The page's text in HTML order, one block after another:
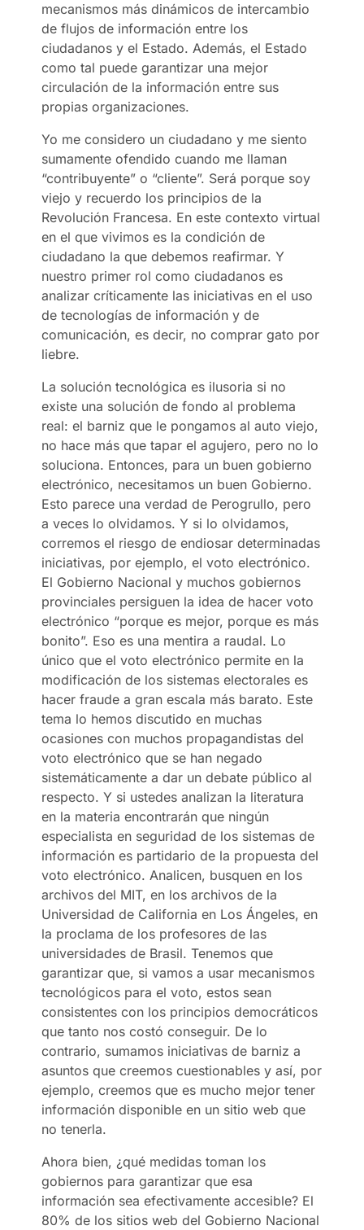
mecanismos más dinámicos de intercambio
de flujos de información entre los
ciudadanos y el Estado. Además, el Estado
como tal puede garantizar una mejor
circulación de la información entre sus
propias organizaciones.
Yo me considero un ciudadano y me siento
sumamente ofendido cuando me llaman
“contribuyente” o “cliente”. Será porque soy
viejo y recuerdo los principios de la
Revolución Francesa. En este contexto virtual
en el que vivimos es la condición de
ciudadano la que debemos reafirmar. Y
nuestro primer rol como ciudadanos es
analizar críticamente las iniciativas en el uso
de tecnologías de información y de
comunicación, es decir, no comprar gato por
liebre.
La solución tecnológica es ilusoria si no
existe una solución de fondo al problema
real: el barniz que le pongamos al auto viejo,
no hace más que tapar el agujero, pero no lo
soluciona. Entonces, para un buen gobierno
electrónico, necesitamos un buen Gobierno.
Esto parece una verdad de Perogrullo, pero
a veces lo olvidamos. Y si lo olvidamos,
corremos el riesgo de endiosar determinadas
iniciativas, por ejemplo, el voto electrónico.
El Gobierno Nacional y muchos gobiernos
provinciales persiguen la idea de hacer voto
electrónico “porque es mejor, porque es más
bonito”. Eso es una mentira a raudal. Lo
único que el voto electrónico permite en la
modificación de los sistemas electorales es
hacer fraude a gran escala más barato. Este
tema lo hemos discutido en muchas
ocasiones con muchos propagandistas del
voto electrónico que se han negado
sistemáticamente a dar un debate público al
respecto. Y si ustedes analizan la literatura
en la materia encontrarán que ningún
especialista en seguridad de los sistemas de
información es partidario de la propuesta del
voto electrónico. Analicen, busquen en los
archivos del MIT, en los archivos de la
Universidad de California en Los Ángeles, en
la proclama de los profesores de las
universidades de Brasil. Tenemos que
garantizar que, si vamos a usar mecanismos
tecnológicos para el voto, estos sean
consistentes con los principios democráticos
que tanto nos costó conseguir. De lo
contrario, sumamos iniciativas de barniz a
asuntos que creemos cuestionables y así, por
ejemplo, creemos que es mucho mejor tener
información disponible en un sitio web que
no tenerla.
Ahora bien, ¿qué medidas toman los
gobiernos para garantizar que esa
información sea efectivamente accesible? El
80% de los sitios web del Gobierno Nacional